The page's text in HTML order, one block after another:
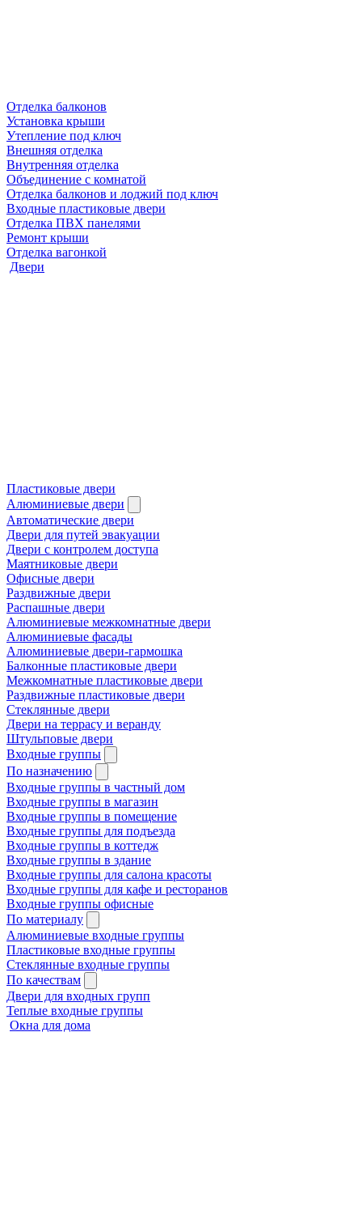
Отделка балконов
Установка крыши
Утепление под ключ
Внешняя отделка
Внутренняя отделка
Объединение с комнатой
Отделка балконов и лоджий под ключ
Входные пластиковые двери
Отделка ПВХ панелями
Ремонт крыши
Отделка вагонкой
Двери
Пластиковые двери
Алюминиевые двери
Автоматические двери
Двери для путей эвакуации
Двери с контролем доступа
Маятниковые двери
Офисные двери
Раздвижные двери
Распашные двери
Алюминиевые межкомнатные двери
Алюминиевые фасады
Алюминиевые двери-гармошка
Балконные пластиковые двери
Межкомнатные пластиковые двери
Раздвижные пластиковые двери
Стеклянные двери
Двери на террасу и веранду
Штульповые двери
Входные группы
По назначению
Входные группы в частный дом
Входные группы в магазин
Входные группы в помещение
Входные группы для подъезда
Входные группы в коттедж
Входные группы в здание
Входные группы для салона красоты
Входные группы для кафе и ресторанов
Входные группы офисные
По материалу
Алюминиевые входные группы
Пластиковые входные группы
Стеклянные входные группы
По качествам
Двери для входных групп
Теплые входные группы
Окна для дома